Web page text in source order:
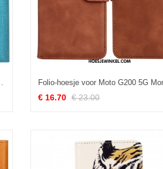
Vili Dmx
€ 16.70 € 23.00